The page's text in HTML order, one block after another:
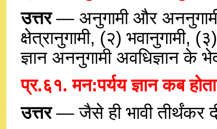
उत्तर— अनुगामी और
क्षेत्रानुगामी, (२) भवानुगामी,
ज्ञान अननुगामी अवधिज्ञान के
प्र.६१. मन:पर्यय ज्ञान कब
उत्तर— जैसे ही भावी तीर्थंकर